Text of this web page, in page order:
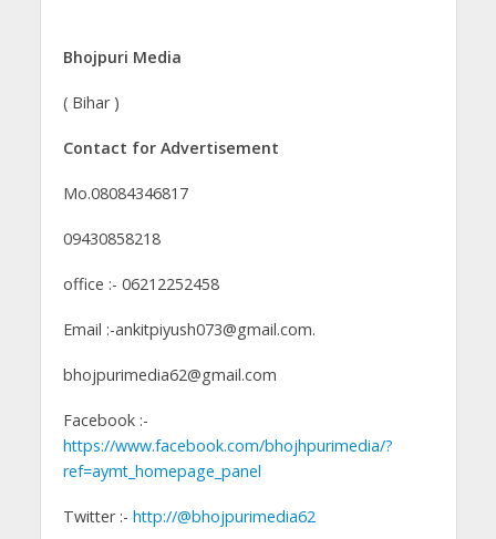
Bhojpuri Media
( Bihar )
Contact for Advertisement
Mo.08084346817
09430858218
office :- 06212252458
Email :-ankitpiyush073@gmail.com.
bhojpurimedia62@gmail.com
Facebook :-
https://www.facebook.com/bhojhpurimedia/?
ref=aymt_homepage_panel
Twitter :- http://@bhojpurimedia62